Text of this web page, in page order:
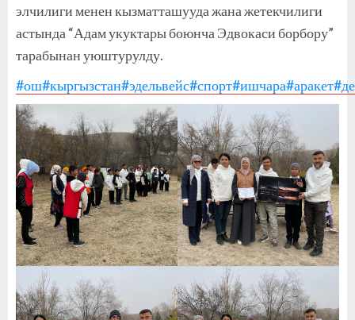
элчилиги менен кызматташууда жана жетекчилиги
астында “Адам укуктары боюнча Эдвокаси борбору”
тарабынан уюштурулду.
#ош#кыргызстан#эдельвейс#спорт#ишчара#аракет